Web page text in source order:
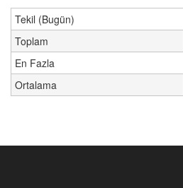
Tekil (Bugün)
Toplam
En Fazla
Ortalama